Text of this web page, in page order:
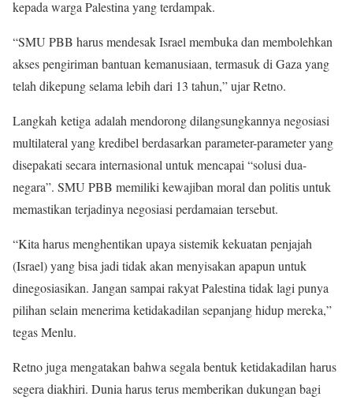
kepada warga Palestina yang terdampak.
“SMU PBB harus mendesak Israel membuka dan membolehkan
akses pengiriman bantuan kemanusiaan, termasuk di Gaza yang
telah dikepung selama lebih dari 13 tahun,” ujar Retno.
Langkah ketiga adalah mendorong dilangsungkannya negosiasi
multilateral yang kredibel berdasarkan parameter-parameter yang
disepakati secara internasional untuk mencapai “solusi dua-
negara”. SMU PBB memiliki kewajiban moral dan politis untuk
memastikan terjadinya negosiasi perdamaian tersebut.
“Kita harus menghentikan upaya sistemik kekuatan penjajah
(Israel) yang bisa jadi tidak akan menyisakan apapun untuk
dinegosiasikan. Jangan sampai rakyat Palestina tidak lagi punya
pilihan selain menerima ketidakadilan sepanjang hidup mereka,”
tegas Menlu.
Retno juga mengatakan bahwa segala bentuk ketidakadilan harus
segera diakhiri. Dunia harus terus memberikan dukungan bagi